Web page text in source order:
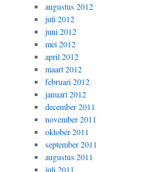
augustus 2012
juli 2012
juni 2012
mei 2012
april 2012
maart 2012
februari 2012
januari 2012
december 2011
november 2011
oktober 2011
september 2011
augustus 2011
juli 2011